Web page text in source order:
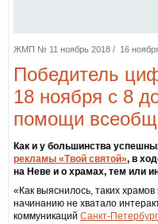
ЖМП № 11 ноябрь 2018 / 16 ноября
Победитель
18 ноября с 8
помощи
Как и у большинства
рекламы «Твой святой», в
на Неве и о храмах, тем или
«Как выяснилось, таких
начинанию не хватало
коммуникаций Санкт-